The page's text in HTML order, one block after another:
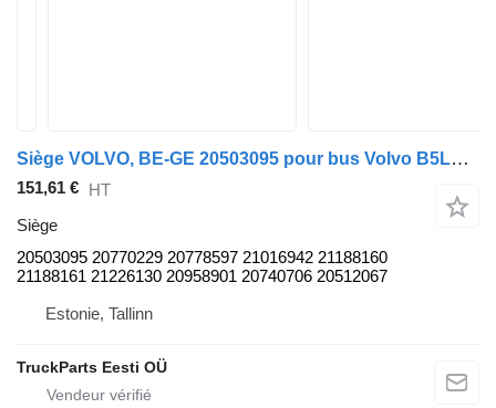
Siège VOLVO, BE-GE 20503095 pour bus Volvo B5LH, B0E (2008-)
151,61 € HT
Siège
20503095 20770229 20778597 21016942 21188160
21188161 21226130 20958901 20740706 20512067
Estonie, Tallinn
TruckParts Eesti OÜ